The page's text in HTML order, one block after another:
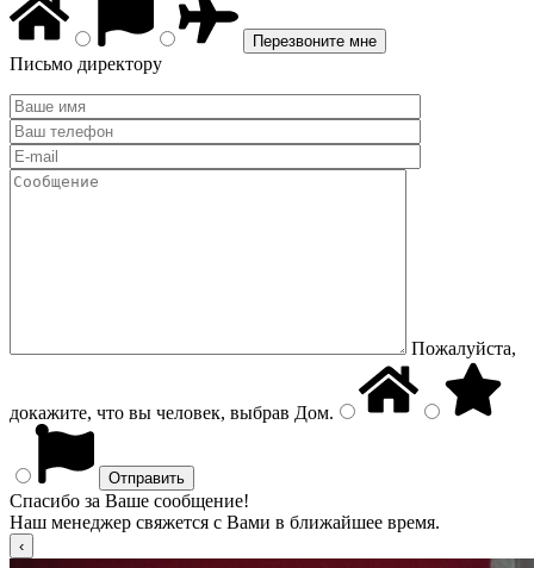
Письмо директору
Пожалуйста,
докажите, что вы человек, выбрав Дом.
Спасибо за Ваше сообщение!
Наш менеджер свяжется с Вами в ближайшее время.